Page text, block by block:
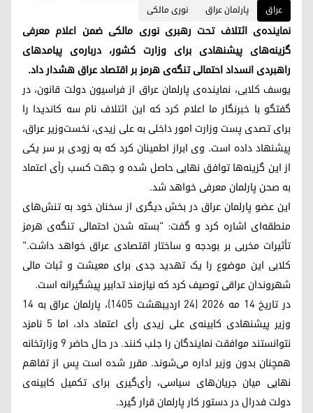
عراق
پارلمان عراق نوری مالکی
نماینده‌ی ائتلاف تحت رهبری نوری مالکی ضمن اعلام معرفی
گزینه‌های پیشنهادی برای وزارت کشور، درباره‌ی پیامدهای
راهبردی انسداد احتمالی تنگه‌ی هرمز بر اقتصاد عراق هشدار داد.
یوسف کلابی، نماینده‌ی پارلمان عراق از فراسیون دولت قانون، در
گفتگو با خبرنگار ما اعلام کرد که این ائتلاف نام سه کاندیدا را
برای تصدی پست وزارت امور داخلی به علی زیدی، نخست‌وزیر عراق،
پیشنهاد داده است. وی ابراز اطمینان کرد که به زودی بر سر یکی
از این گزینه‌ها توافق نهایی حاصل شده و جهت کسب رأی اعتماد
به صحن پارلمان معرفی خواهد شد.
این عضو پارلمان عراق در بخش دیگری از سخنان خود به تنش‌های
منطقه‌ای اشاره کرد و گفت: "بسته شدن احتمالی تنگه‌ی هرمز
تأثیرات مخربی بر بودجه و ساختار اقتصادی عراق خواهد داشت."
کلابی این موضوع را یک تهدید جدی برای معیشت و ثبات مالی
شهروندان عراقی توصیف کرد که نیازمند تدابیر پیشگیرانه است.
در تاریخ ۱۴ مه ۲۰۲۶ (۲۴ اردیبهشت ۱۴۰۵)، پارلمان عراق به ۱۴
وزیر پیشنهادی کابینه‌ی علی زیدی رأی اعتماد داد، اما ۵ نامزد
نتوانستند موافقت نمایندگان را جلب کنند. در حال حاضر ۹ وزارتخانه
همچنان بدون وزیر اداره می‌شوند. مقرر شده است پس از تفاهم
نهایی میان جریان‌های سیاسی، رأی‌گیری برای تکمیل کابینه‌ی
دولت فدرال در دستور کار پارلمان قرار گیرد.